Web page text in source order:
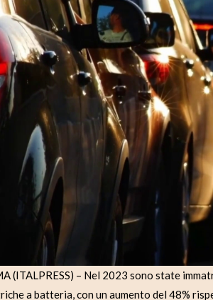
(ITALPRESS) – Nel 2023 sono state
a batteria, con un aumento del 48%